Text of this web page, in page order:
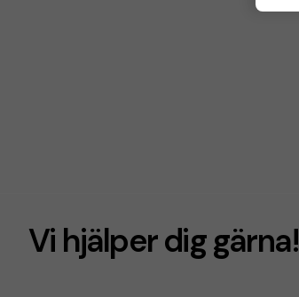
Vi hjälper dig gärna!